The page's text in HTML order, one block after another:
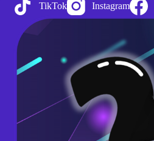
TikTok Instagram